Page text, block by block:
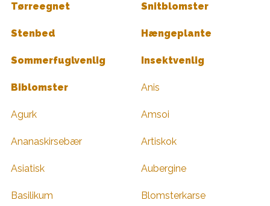
Tørreegnet Snitblomster
Stenbed Hængeplante
Sommerfuglvenlig Insektvenlig
Biblomster Anis
Agurk Amsoi
Ananaskirsebær Artiskok
Asiatisk Aubergine
Basilikum Blomsterkarse